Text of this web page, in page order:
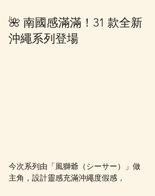
🌺 南國感滿滿！31 款全新
沖繩系列登場
今次系列由「風獅爺（シーサー）」做
主角，設計靈感充滿沖繩度假感，